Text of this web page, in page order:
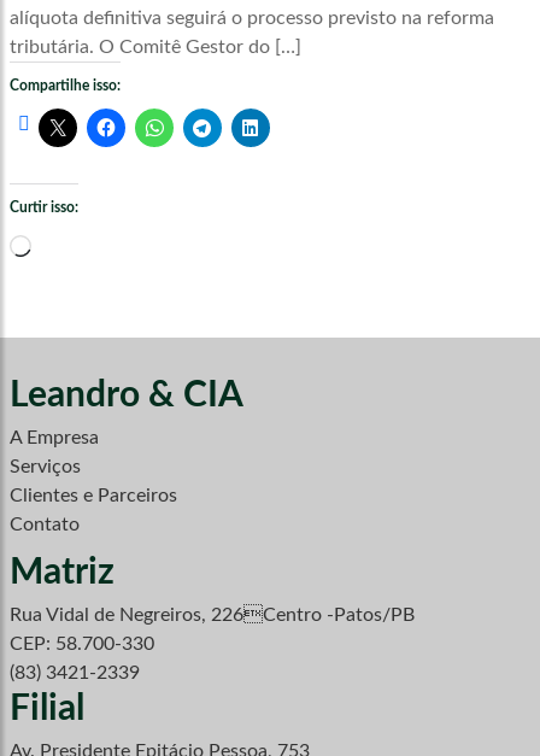
alíquota definitiva seguirá o processo previsto na reforma
tributária. O Comitê Gestor do […]
Compartilhe isso:
Curtir isso:
Carregando...
Leandro & CIA
A Empresa
Serviços
Clientes e Parceiros
Contato
Matriz
Rua Vidal de Negreiros, 226Centro -Patos/PB
CEP: 58.700-330
(83) 3421-2339
Filial
Av. Presidente Epitácio Pessoa, 753